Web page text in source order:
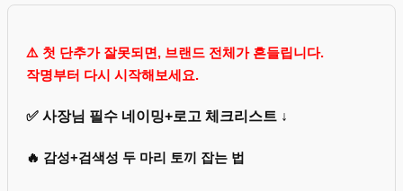
⚠️ 첫 단추가 잘못되면, 브랜드 전체가 흔들립니다.
작명부터 다시 시작해보세요.
✅ 사장님 필수 네이밍+로고 체크리스트 ↓
🔥 감성+검색성 두 마리 토끼 잡는 법